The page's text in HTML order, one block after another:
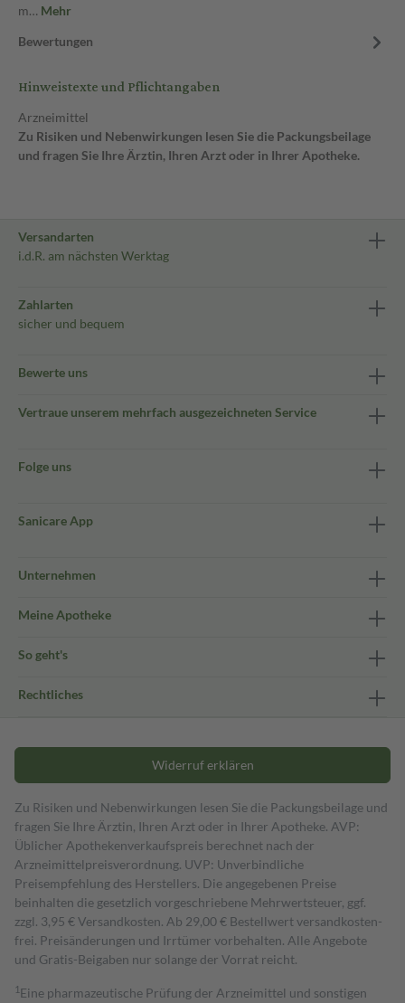
m… Mehr
Bewertungen
Hinweistexte und Pflichtangaben
Arzneimittel
Zu Risiken und Nebenwirkungen lesen Sie die Packungsbeilage
und fragen Sie Ihre Ärztin, Ihren Arzt oder in Ihrer Apotheke.
Versandarten
i.d.R. am nächsten Werktag
Zahlarten
sicher und bequem
Bewerte uns
Vertraue unserem mehrfach ausgezeichneten Service
Folge uns
Sanicare App
Unternehmen
Meine Apotheke
So geht's
Rechtliches
Widerruf erklären
Zu Risiken und Nebenwirkungen lesen Sie die Packungsbeilage und
fragen Sie Ihre Ärztin, Ihren Arzt oder in Ihrer Apotheke. AVP:
Üblicher Apothekenverkaufspreis berechnet nach der
Arzneimittelpreisverordnung. UVP: Unverbindliche
Preisempfehlung des Herstellers. Die angegebenen Preise
beinhalten die gesetzlich vorgeschriebene Mehrwertsteuer, ggf.
zzgl. 3,95 € Versandkosten. Ab 29,00 € Bestell­wert versand­kosten­
frei. Preisänderungen und Irrtümer vorbehalten. Alle Angebote
und Gratis-Beigaben nur solange der Vorrat reicht.
1 Eine pharmazeutische Prüfung der Arzneimittel und sonstigen